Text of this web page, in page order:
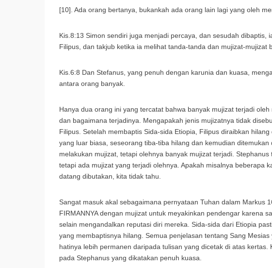
[10]. Ada orang bertanya, bukankah ada orang lain lagi yang oleh
Kis.8:13 Simon sendiri juga menjadi percaya, dan sesudah dibaptis,
Filipus, dan takjub ketika ia melihat tanda-tanda dan mujizat-mujizat
Kis.6:8 Dan Stefanus, yang penuh dengan karunia dan kuasa,
antara orang banyak.
Hanya dua orang ini yang tercatat bahwa banyak mujizat terjadi
dan bagaimana terjadinya. Mengapakah jenis mujizatnya tidak
Filipus. Setelah membaptis Sida-sida Etiopia, Filipus diraibkan
yang luar biasa, seseorang tiba-tiba hilang dan kemudian
melakukan mujizat, tetapi olehnya banyak mujizat terjadi.
tetapi ada mujizat yang terjadi olehnya. Apakah misalnya beberapa
datang dibutakan, kita tidak tahu.
Sangat masuk akal sebagaimana pernyataan Tuhan dalam Markus
FIRMANNYA dengan mujizat untuk meyakinkan pendengar karena
selain mengandalkan reputasi diri mereka. Sida-sida dari Etiopia
yang membaptisnya hilang. Semua penjelasan tentang Sang
hatinya lebih permanen daripada tulisan yang dicetak di atas
pada Stephanus yang dikatakan penuh kuasa.